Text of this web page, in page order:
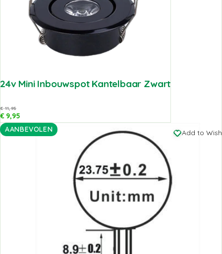
24v Mini Inbouwspot Kantelbaar Zwart
€11,95
€9,95
AANBEVOLEN
Add to